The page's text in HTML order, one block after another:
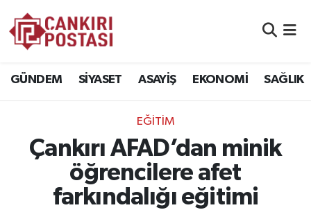
GÜNDEM SİYASET ASAYİŞ EKONOMİ SAĞLIK
EĞİTİM
Çankırı AFAD’dan minik
öğrencilere afet
farkındalığı eğitimi
EKONOMİ
SAĞLIK
Trafik Durumu
Süper Lig Puan Durumu ve Fikstür